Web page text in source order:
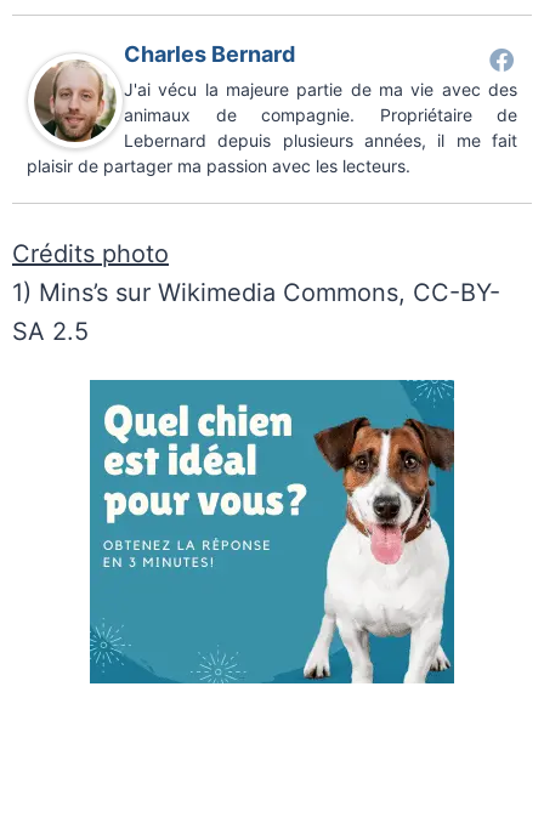
Charles Bernard
J'ai vécu la majeure partie de ma vie avec des
animaux de compagnie. Propriétaire de
Lebernard depuis plusieurs années, il me fait
plaisir de partager ma passion avec les lecteurs.
Crédits photo
1) Mins’s sur Wikimedia Commons, CC-BY-
SA 2.5